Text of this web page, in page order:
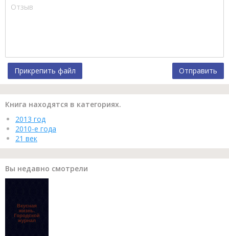
Прикрепить файл Отправить
Книга находятся в категориях.
2013 год
2010-е года
21 век
Вы недавно смотрели